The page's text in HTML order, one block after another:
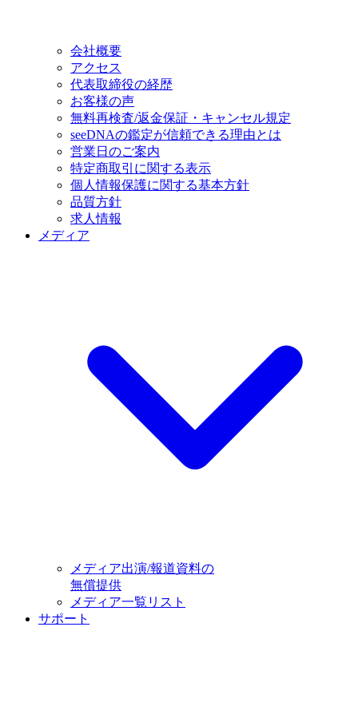
会社概要
アクセス
代表取締役の経歴
お客様の声
無料再検査/返金保証・キャンセル規定
seeDNAの鑑定が信頼できる理由とは
営業日のご案内
特定商取引に関する表示
個人情報保護に関する基本方針
品質方針
求人情報
メディア
メディア出演/報道資料の
無償提供
メディア一覧リスト
サポート